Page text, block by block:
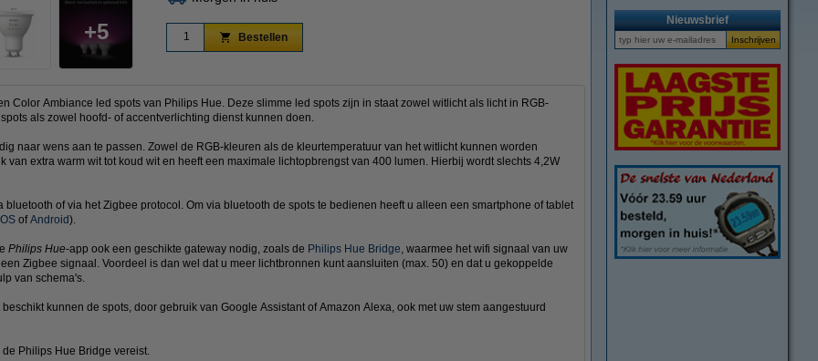
5 Bestellen
Color Ambiance led spots van Philips Hue. Deze slimme led spots zijn in staat zowel witlicht als licht in RGB-
als zowel hoofd- of accentverlichting dienst kunnen doen.
naar wens aan te passen. Zowel de RGB-kleuren als de kleurtemperatuur van het witlicht kunnen worden
van extra warm wit tot koud wit en heeft een maximale lichtopbrengst van 400 lumen. Hierbij wordt slechts 4,2W
bluetooth of via het Zigbee protocol. Om via bluetooth de spots te bedienen heeft u alleen een smartphone of tablet
ofAndroid).
Philips Hue-app ook een geschikte gateway nodig, zoals de Philips Hue Bridge, waarmee het wifi signaal van uw
Zigbee signaal. Voordeel is dan wel dat u meer lichtbronnen kunt aansluiten (max. 50) en dat u gekoppelde
van schema's.
beschikt kunnen de spots, door gebruik van Google Assistant of Amazon Alexa, ook met uw stem aangestuurd
Philips Hue Bridge vereist.
Nieuwsbrief